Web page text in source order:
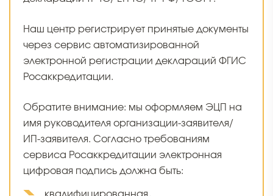
Наш центр регистрирует принятые документы
через сервис автоматизированной
электронной регистрации деклараций ФГИС
Росаккредитации.
Обратите внимание: мы оформляем ЭЦП на
имя руководителя организации-заявителя/
ИП-заявителя. Согласно требованиям
сервиса Росаккредитации электронная
цифровая подпись должна быть:
квалифицированная,